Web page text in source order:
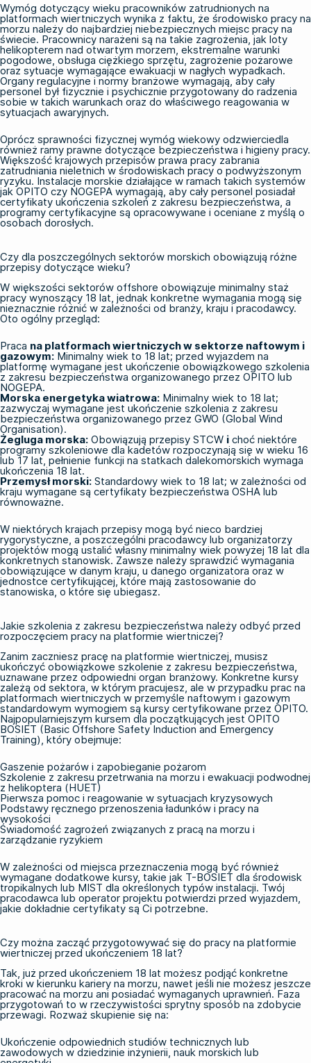
Wymóg dotyczący wieku pracowników zatrudnionych na
platformach wiertniczych wynika z faktu, że środowisko pracy na
morzu należy do najbardziej niebezpiecznych miejsc pracy na
świecie. Pracownicy narażeni są na takie zagrożenia, jak loty
helikopterem nad otwartym morzem, ekstremalne warunki
pogodowe, obsługa ciężkiego sprzętu, zagrożenie pożarowe
oraz sytuacje wymagające ewakuacji w nagłych wypadkach.
Organy regulacyjne i normy branżowe wymagają, aby cały
personel był fizycznie i psychicznie przygotowany do radzenia
sobie w takich warunkach oraz do właściwego reagowania w
sytuacjach awaryjnych.
Oprócz sprawności fizycznej wymóg wiekowy odzwierciedla
również ramy prawne dotyczące bezpieczeństwa i higieny pracy.
Większość krajowych przepisów prawa pracy zabrania
zatrudniania nieletnich w środowiskach pracy o podwyższonym
ryzyku. Instalacje morskie działające w ramach takich systemów
jakOPITO czy NOGEPA wymagają, aby cały personel posiadał
certyfikaty ukończenia szkoleń z zakresu bezpieczeństwa, a
programy certyfikacyjne są opracowywane i oceniane z myślą o
osobach dorosłych.
Czy dla poszczególnych sektorów morskich obowiązują różne
przepisy dotyczące wieku?
W większości sektorów offshore obowiązuje minimalny staż
pracy wynoszący 18 lat, jednak konkretne wymagania mogą się
nieznacznie różnić w zależności od branży, kraju i pracodawcy.
Oto ogólny przegląd:
Praca na platformach wiertniczych w sektorze naftowym i
gazowym: Minimalny wiek to 18 lat; przed wyjazdem na
platformę wymagane jest ukończenie obowiązkowego szkolenia
z zakresu bezpieczeństwa organizowanego przez OPITO lub
NOGEPA.
Morska energetyka wiatrowa: Minimalny wiek to 18 lat;
zazwyczaj wymagane jest ukończenie szkolenia z zakresu
bezpieczeństwa organizowanego przez GWO (Global Wind
Organisation).
Żegluga morska: Obowiązują przepisy STCW i choć niektóre
programy szkoleniowe dla kadetów rozpoczynają się w wieku 16
lub 17 lat, pełnienie funkcji na statkach dalekomorskich wymaga
ukończenia 18 lat.
Przemysł morski: Standardowy wiek to 18 lat; w zależności od
kraju wymagane są certyfikaty bezpieczeństwa OSHA lub
równoważne.
W niektórych krajach przepisy mogą być nieco bardziej
rygorystyczne, a poszczególni pracodawcy lub organizatorzy
projektów mogą ustalić własny minimalny wiek powyżej 18 lat dla
konkretnych stanowisk. Zawsze należy sprawdzić wymagania
obowiązujące w danym kraju, u danego organizatora oraz w
jednostce certyfikującej, które mają zastosowanie do
stanowiska, o które się ubiegasz.
Jakie szkolenia z zakresu bezpieczeństwa należy odbyć przed
rozpoczęciem pracy na platformie wiertniczej?
Zanim zaczniesz pracę na platformie wiertniczej, musisz
ukończyć obowiązkowe szkolenie z zakresu bezpieczeństwa,
uznawane przez odpowiedni organ branżowy. Konkretne kursy
zależą od sektora, w którym pracujesz, ale w przypadku prac na
platformach wiertniczych w przemyśle naftowym i gazowym
standardowym wymogiem są kursy certyfikowane przez OPITO.
Najpopularniejszym kursem dla początkujących jestOPITO
BOSIET (Basic Offshore Safety Induction and Emergency
Training) , który obejmuje:
Gaszenie pożarów i zapobieganie pożarom
Szkolenie z zakresu przetrwania na morzu i ewakuacji podwodnej
z helikoptera (HUET)
Pierwsza pomoc i reagowanie w sytuacjach kryzysowych
Podstawy ręcznego przenoszenia ładunków i pracy na
wysokości
Świadomość zagrożeń związanych z pracą na morzu i
zarządzanie ryzykiem
W zależności od miejsca przeznaczenia mogą być również
wymagane dodatkowe kursy, takie jak T-BOSIET dla środowisk
tropikalnych lub MIST dla określonych typów instalacji. Twój
pracodawca lub operator projektu potwierdzi przed wyjazdem,
jakie dokładnie certyfikaty są Ci potrzebne.
Czy można zacząć przygotowywać się do pracy na platformie
wiertniczej przed ukończeniem 18 lat?
Tak, już przed ukończeniem 18 lat możesz podjąć konkretne
kroki w kierunku kariery na morzu, nawet jeśli nie możesz jeszcze
pracować na morzu ani posiadać wymaganych uprawnień. Faza
przygotowań to w rzeczywistości sprytny sposób na zdobycie
przewagi. Rozważ skupienie się na:
Ukończenie odpowiednich studiów technicznych lub
zawodowych w dziedzinie inżynierii, nauk morskich lub